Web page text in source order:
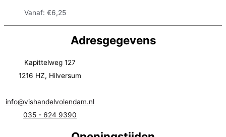
Vanaf: €6,25
Adresgegevens
Kapittelweg 127
1216 HZ, Hilversum
info@vishandelvolendam.nl
035 - 624 9390